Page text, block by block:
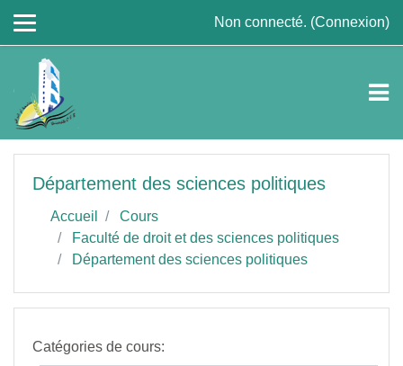
Non connecté. (Connexion)
Département des sciences politiques
Accueil
Cours
Faculté de droit et des sciences politiques
Département des sciences politiques
Catégories de cours: